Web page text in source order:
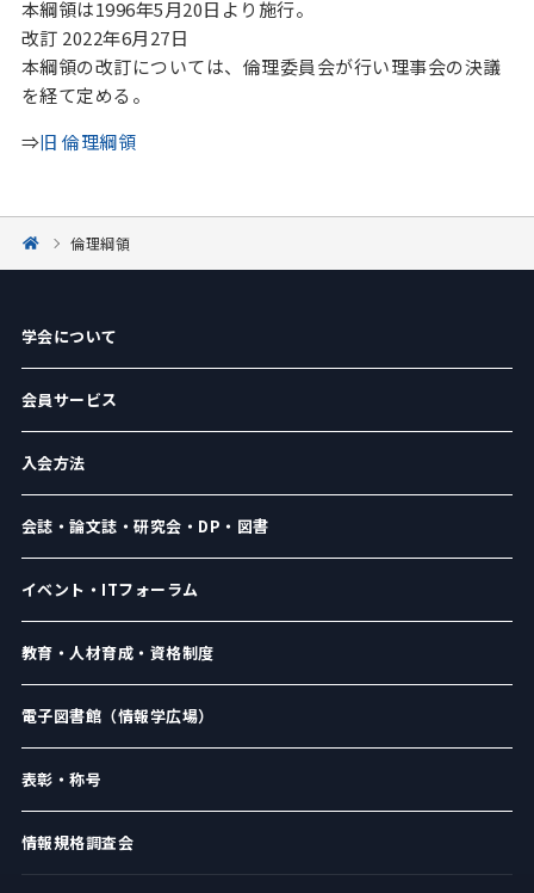
本綱領は1996年5月20日より施行。
改訂 2022年6月27日
本綱領の改訂については、倫理委員会が行い理事会の決議
を経て定める。
⇒旧 倫理綱領
倫理綱領
学会について
会員サービス
入会方法
会誌・論文誌・研究会・DP・図書
イベント・ITフォーラム
教育・人材育成・資格制度
電子図書館（情報学広場）
表彰・称号
情報規格調査会